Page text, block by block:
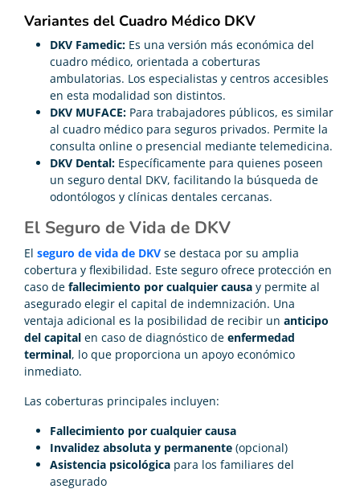
Variantes del Cuadro Médico DKV
DKV Famedic: Es una versión más económica del
cuadro médico, orientada a coberturas
ambulatorias. Los especialistas y centros accesibles
en esta modalidad son distintos.
DKV MUFACE: Para trabajadores públicos, es similar
al cuadro médico para seguros privados. Permite la
consulta online o presencial mediante telemedicina.
DKV Dental: Específicamente para quienes poseen
un seguro dental DKV, facilitando la búsqueda de
odontólogos y clínicas dentales cercanas.
El Seguro de Vida de DKV
El seguro de vida de DKV se destaca por su amplia
cobertura y flexibilidad. Este seguro ofrece protección en
caso de fallecimiento por cualquier causa y permite al
asegurado elegir el capital de indemnización. Una
ventaja adicional es la posibilidad de recibir un anticipo
del capital en caso de diagnóstico de enfermedad
terminal, lo que proporciona un apoyo económico
inmediato.
Las coberturas principales incluyen:
Fallecimiento por cualquier causa
Invalidez absoluta y permanente (opcional)
Asistencia psicológica para los familiares del
asegurado